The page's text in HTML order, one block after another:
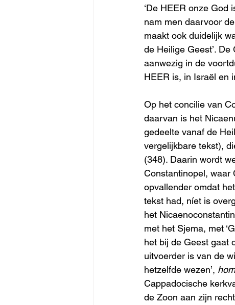
‘De HEER onze God
nam men daarvoor
maakt ook duidelijk
de Heilige Geest’.
aanwezig in de
HEER is, in Israël en
Op het concilie van
daarvan is het
gedeelte vanaf de
vergelijkbare tekst),
(348). Daarin wordt
Constantinopel, waar
opvallender omdat
tekst had, níet is
het
met het Sjema, met
het bij de Geest gaat
uitvoerder is van de
hetzelfde wezen’,
Cappadocische
de Zoon aan zijn